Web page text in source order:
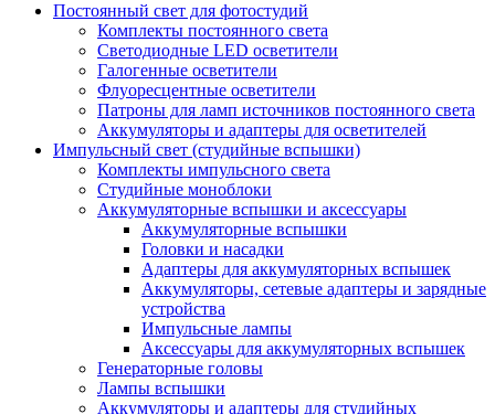
Постоянный свет для фотостудий
Комплекты постоянного света
Светодиодные LED осветители
Галогенные осветители
Флуоресцентные осветители
Патроны для ламп источников постоянного света
Аккумуляторы и адаптеры для осветителей
Импульсный свет (студийные вспышки)
Комплекты импульсного света
Студийные моноблоки
Аккумуляторные вспышки и аксессуары
Аккумуляторные вспышки
Головки и насадки
Адаптеры для аккумуляторных вспышек
Аккумуляторы, сетевые адаптеры и зарядные
устройства
Импульсные лампы
Аксессуары для аккумуляторных вспышек
Генераторные головы
Лампы вспышки
Аккумуляторы и адаптеры для студийных